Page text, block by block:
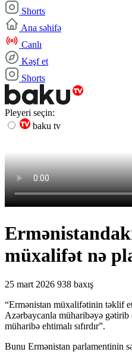
Shorts
Ana səhifə
Canlı
Kəşf et
Shorts
Pleyeri seçin:
baku tv
müxalifət nə
25 mart 2026 938 baxış
“Ermənistan müxalifətinin təklif
Azərbaycanla müharibəyə gətirib
müharibə ehtimalı sıfırdır”.
Bunu Ermənistan parlamentinin